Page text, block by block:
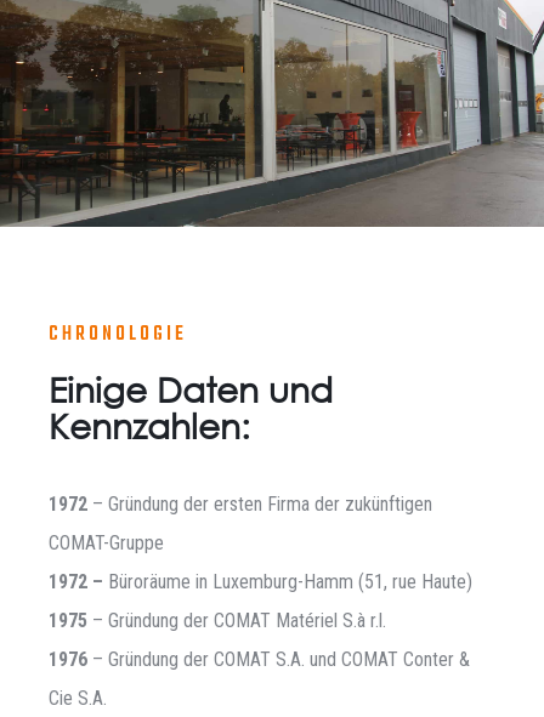
CHRONOLOGIE
Einige Daten und
Kennzahlen:
1972 – Gründung der ersten Firma der zukünftigen
COMAT-Gruppe
1972 – Büroräume in Luxemburg-Hamm (51, rue Haute)
1975 – Gründung der COMAT Matériel S.à r.l.
1976 – Gründung der COMAT S.A. und COMAT Conter &
Cie S.A.